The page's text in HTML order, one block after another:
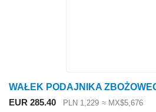
EUR 285.40 PLN 1,229 ≈ MX$5,676